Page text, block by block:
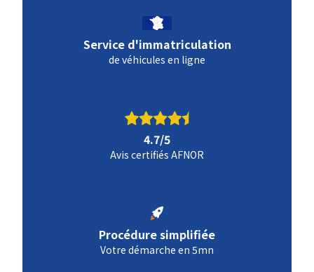
Service d'immatriculation
de véhicules en ligne
4.7/5
Avis certifiés AFNOR
Procédure simplifiée
Votre démarche en 5mn